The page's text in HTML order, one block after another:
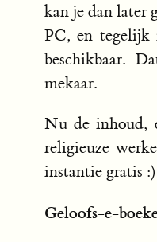
kan je dan later
PC, en tegelijk
beschikbaar.
mekaar.
Nu de inhoud,
religieuze
instantie gratis
Geloofs-e-